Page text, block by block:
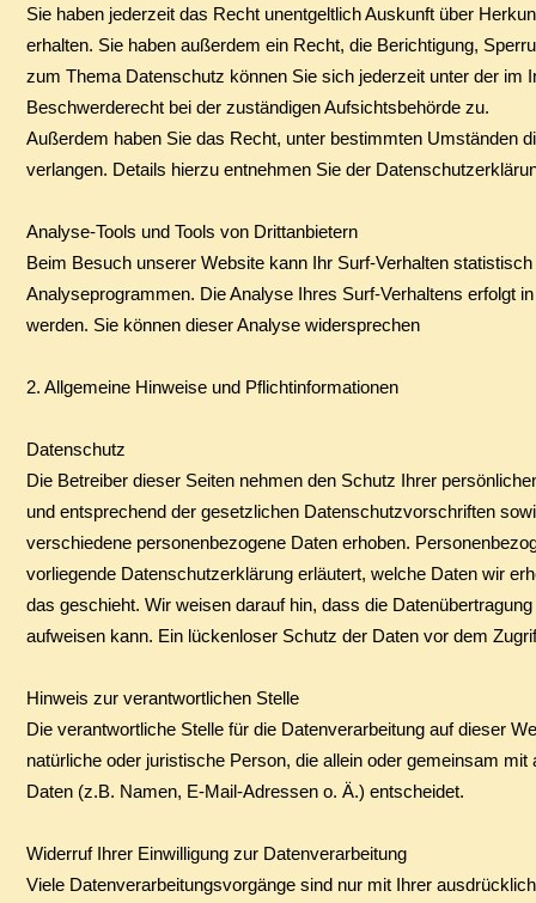
Sie haben jederzeit das Recht unentgeltlich Auskunft über
erhalten. Sie haben außerdem ein Recht, die Berichtigung,
zum Thema Datenschutz können Sie sich jederzeit unter der im
Beschwerderecht bei der zuständigen Aufsichtsbehörde zu.
Außerdem haben Sie das Recht, unter bestimmten Umständen
verlangen. Details hierzu entnehmen Sie der
Analyse-Tools und Tools von Drittanbietern
Beim Besuch unserer Website kann Ihr Surf-Verhalten
Analyseprogrammen. Die Analyse Ihres Surf-Verhaltens erfolgt
werden. Sie können dieser Analyse widersprechen
​2. Allgemeine Hinweise und Pflichtinformationen
Datenschutz
​Die Betreiber dieser Seiten nehmen den Schutz Ihrer
und entsprechend der gesetzlichen Datenschutzvorschriften
verschiedene personenbezogene Daten erhoben.
vorliegende Datenschutzerklärung erläutert, welche Daten wir
das geschieht. Wir weisen darauf hin, dass die
aufweisen kann. Ein lückenloser Schutz der Daten vor dem
​Hinweis zur verantwortlichen Stelle
​Die verantwortliche Stelle für die Datenverarbeitung auf dieser
natürliche oder juristische Person, die allein oder gemeinsam
Daten (z.B. Namen, E-Mail-Adressen o. Ä.) entscheidet.
​Widerruf Ihrer Einwilligung zur Datenverarbeitung
​Viele Datenverarbeitungsvorgänge sind nur mit Ihrer